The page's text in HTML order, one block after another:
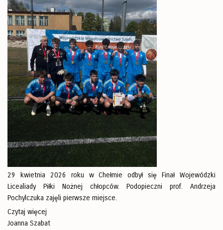
29 kwietnia 2026 roku w Chełmie odbył się Finał Wojewódzki
Licealiady Piłki Nożnej chłopców. Podopieczni prof. Andrzeja
Pochylczuka zajęli pierwsze miejsce.
Czytaj więcej
Joanna Szabat